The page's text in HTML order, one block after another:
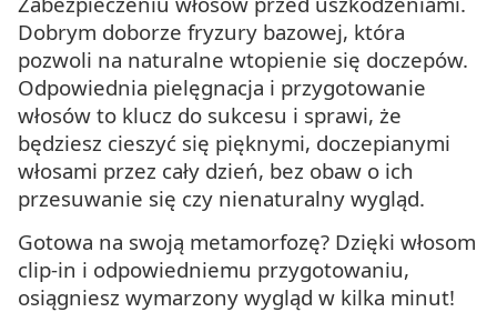
Dobrym doborze fryzury bazowej, która
pozwoli na naturalne wtopienie się doczepów.
Odpowiednia pielęgnacja i przygotowanie
włosów to klucz do sukcesu i sprawi, że
będziesz cieszyć się pięknymi, doczepianymi
włosami przez cały dzień, bez obaw o ich
przesuwanie się czy nienaturalny wygląd.
Gotowa na swoją metamorfozę? Dzięki włosom
clip-in i odpowiedniemu przygotowaniu,
osiągniesz wymarzony wygląd w kilka minut!